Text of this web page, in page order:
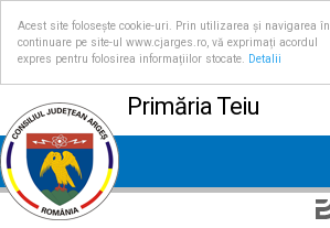
Acest site folosește cookie-uri. Prin utilizarea și navigarea în
continuare pe site-ul www.cjarges.ro, vă exprimați acordul
expres pentru folosirea informațiilor stocate.
Detalii
Primăria Teiu